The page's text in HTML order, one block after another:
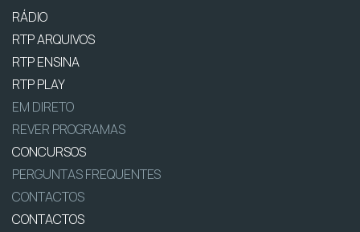
RÁDIO
RTP ARQUIVOS
RTP ENSINA
RTP PLAY
EM DIRETO
REVER PROGRAMAS
CONCURSOS
PERGUNTAS FREQUENTES
CONTACTOS
CONTACTOS